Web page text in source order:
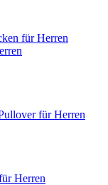
für Herren
für Herren
Herren